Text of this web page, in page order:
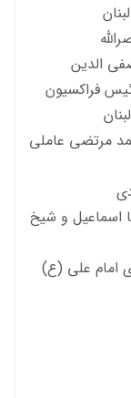
الدين
فراکسیون
مرتضی عاملی
اسماعيل و شيخ
امام علی (ع)